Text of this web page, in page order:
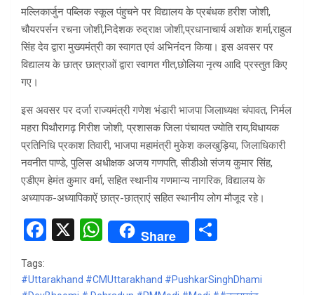
मल्लिकार्जुन पब्लिक स्कूल पंहुचने पर विद्यालय के प्रबंधक हरीश जोशी,
चौयरपर्सन रचना जोशी,निदेशक रुद्राक्ष जोशी,प्रधानाचार्य अशोक शर्मा,राहुल
सिंह देव द्वारा मुख्यमंत्री का स्वागत एवं अभिनंदन किया। इस अवसर पर
विद्यालय के छात्र छात्राओं द्वारा स्वागत गीत,छोलिया नृत्य आदि प्रस्तुत किए
गए।
इस अवसर पर दर्जा राज्यमंत्री गणेश भंडारी भाजपा जिलाध्यक्ष चंपावत, निर्मल
महरा पिथौरागढ़ गिरीश जोशी, प्रशासक जिला पंचायत ज्योति राय,विधायक
प्रतिनिधि प्रकाश तिवारी, भाजपा महामंत्री मुकेश कलखुड़िया, जिलाधिकारी
नवनीत पाण्डे, पुलिस अधीक्षक अजय गणपति, सीडीओ संजय कुमार सिंह,
एडीएम हेमंत कुमार वर्मा, सहित स्थानीय गणमान्य नागरिक, विद्यालय के
अध्यापक-अध्यापिकाऐं छात्र-छात्राएं सहित स्थानीय लोग मौजूद रहे।
F
ce
X
W
h
at
Share
ar
Tags:
#Uttarakhand #CMUttarakhand #PushkarSinghDhami